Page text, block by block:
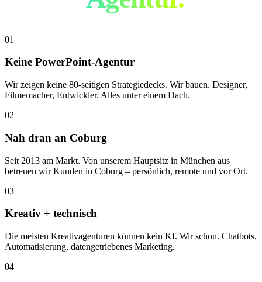
01
Keine PowerPoint-Agentur
Wir zeigen keine 80-seitigen Strategiedecks. Wir bauen. Designer,
Filmemacher, Entwickler. Alles unter einem Dach.
02
Nah dran an Coburg
Seit 2013 am Markt. Von unserem Hauptsitz in München aus
betreuen wir Kunden in Coburg – persönlich, remote und vor Ort.
03
Kreativ + technisch
Die meisten Kreativagenturen können kein KI. Wir schon. Chatbots,
Automatisierung, datengetriebenes Marketing.
04